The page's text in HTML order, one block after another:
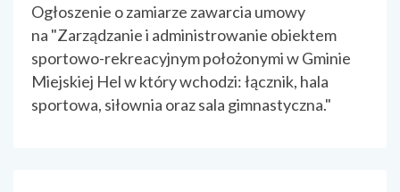
Ogłoszenie o zamiarze zawarcia umowy
na "Zarządzanie i administrowanie obiektem
sportowo-rekreacyjnym położonymi w Gminie
Miejskiej Hel w który wchodzi: łącznik, hala
sportowa, siłownia oraz sala gimnastyczna."